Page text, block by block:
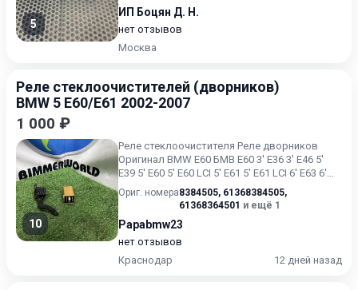
5
ИП Боцян Д. Н.
нет отзывов
Москва
Реле стеклоочистителей (дворников)
BMW 5 E60/E61 2002-2007
1 000 ₽
10
Реле стеклоочистителя Реле дворников
Оригинал BMW E60 БМВ Е60 3' E36 3' E46 5'
E39 5' E60 5' E60 LCI 5' E61 5' E61 LCI 6' E63 6'
E63 LCI 6'...
Ориг. номера8384505, 61368384505,
61368364501 и ещё 1
Papabmw23
нет отзывов
Краснодар
12 дней назад